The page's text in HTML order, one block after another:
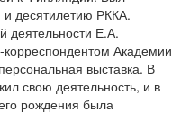
и десятилетию РККА.
деятельности Е.А.
Академии
выставка. В
свою деятельность, и в
рождения была